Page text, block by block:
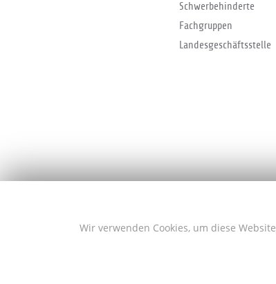
Schwerbehinderte
Fachgruppen
Landesgeschäftsstelle
Wir verwenden Cookies, um diese